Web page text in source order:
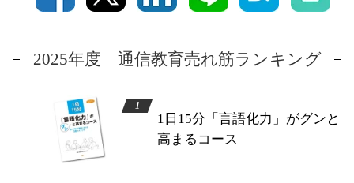
2025年度 通信教育売れ筋ランキング
1日15分「言語化力」がグンと
高まるコース